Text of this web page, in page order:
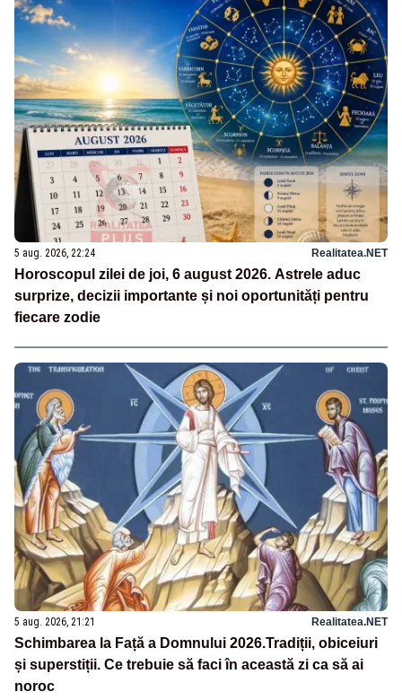
5 aug. 2026, 22:24 Realitatea.NET
Horoscopul zilei de joi, 6 august 2026. Astrele aduc
surprize, decizii importante și noi oportunități pentru
fiecare zodie
5 aug. 2026, 21:21 Realitatea.NET
Schimbarea la Față a Domnului 2026.Tradiții, obiceiuri
și superstiții. Ce trebuie să faci în această zi ca să ai
noroc